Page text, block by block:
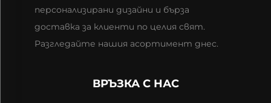
персонализирани дизайни и бърза
доставка за клиенти по целия свят.
Разгледайте нашия асортимент днес.
ВРЪЗКА С НАС